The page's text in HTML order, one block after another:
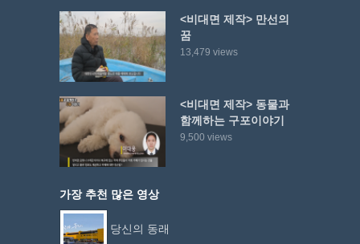
<비대면 제작> 만선의
꿈
13,479 views
<비대면 제작> 동물과
함께하는 구포이야기
9,500 views
가장 추천 많은 영상
당신의 동래